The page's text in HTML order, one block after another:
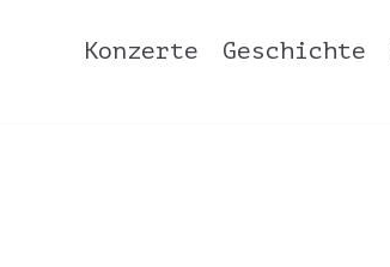
Konzerte Geschichte